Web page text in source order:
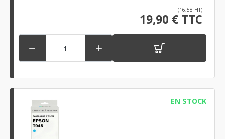
(16,58 HT)
19,90 € TTC
 
EN STOCK